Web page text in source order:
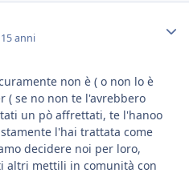
15 anni
non è ( o non lo è
( se no non te l'avrebbero
un pò affrettati, te l'hanoo
l'hai trattata come
decidere noi per loro,
altri mettili in comunità con